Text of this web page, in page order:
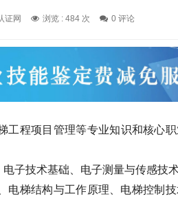
证网 浏览 : 484 次 0 评论
工程项目管理等专业知识和核心
子技术基础、电子测量与传感技
梯结构与工作原理、电梯控制